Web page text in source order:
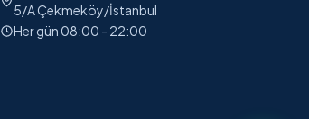
5/A Çekmeköy/İstanbul
Her gün 08:00 - 22:00